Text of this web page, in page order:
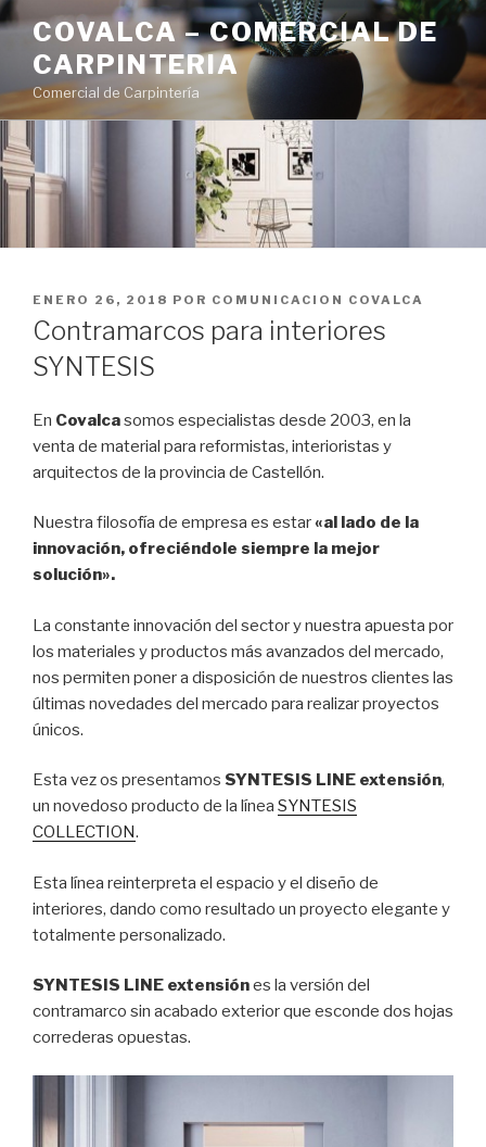
Saltar
contenido
COVALCA – COMERCIAL DE
CARPINTERIA
Comercial de Carpintería
PUBLICADO
EL
ENERO 26, 2018 POR COMUNICACION COVALCA
Contramarcos para interiores
SYNTESIS
En Covalcasomos especialistas desde 2003, en la
venta de material para reformistas, interioristas y
arquitectos de la provincia de Castellón.
Nuestra filosofía de empresa es estar«al lado de la
innovación, ofreciéndole siempre la mejor
solución».
La constante innovación del sector y nuestra apuesta por
los materiales y productos más avanzados del mercado,
nos permiten poner a disposición de nuestros clientes las
últimas novedades del mercado para realizar proyectos
únicos.
Esta vez os presentamos SYNTESIS LINE extensión,
un novedoso producto de la línea SYNTESIS
COLLECTION.
Esta línea reinterpreta el espacio y el diseño de
interiores, dando como resultado un proyecto elegante y
totalmente personalizado.
SYNTESIS LINE extensiónes la versión del
contramarco sin acabado exterior que esconde dos hojas
correderas opuestas.